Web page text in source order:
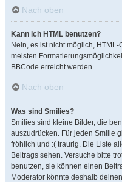
Nach oben
Kann ich HTML benutzen?
Nein, es ist nicht möglich,
meisten
BBCode erreicht werden.
Nach oben
Was sind Smilies?
Smilies sind kleine Bilder, die
auszudrücken. Für jeden Smilie
fröhlich und :( traurig. Die Liste
Beitrags sehen. Versuche bitte
benutzen, sie können einen
Moderator könnte deshalb